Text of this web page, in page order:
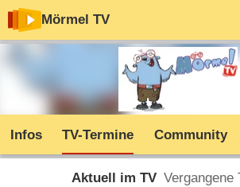
Mörmel TV
Infos TV-Termine Community
Aktuell im TV Vergangene